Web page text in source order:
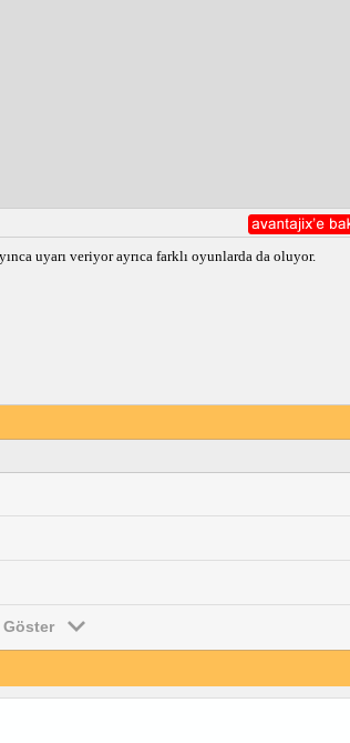
uyarı veriyor ayrıca farklı oyunlarda da oluyor.
Göster